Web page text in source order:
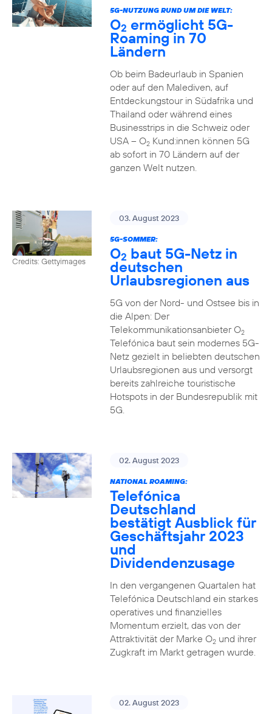
5G-NUTZUNG RUND UM DIE WELT:
O2 ermöglicht 5G-
Roaming in 70
Ländern
Ob beim Badeurlaub in Spanien
oder auf den Malediven, auf
Entdeckungstour in Südafrika und
Thailand oder während eines
Businesstrips in die Schweiz oder
USA – O2Kund:innen können 5G
ab sofort in 70 Ländern auf der
ganzen Welt nutzen.
Credits: Gettyimages
03. August 2023
5G-SOMMER:
O2 baut 5G-Netz in
deutschen
Urlaubsregionen aus
5G von der Nord- und Ostsee bis in
die Alpen: Der
Telekommunikationsanbieter O2
Telefónica baut sein modernes 5G-
Netz gezielt in beliebten deutschen
Urlaubsregionen aus und versorgt
bereits zahlreiche touristische
Hotspots in der Bundesrepublik mit
5G.
02. August 2023
NATIONAL ROAMING:
Telefónica
Deutschland
bestätigt Ausblick für
Geschäftsjahr 2023
und
Dividendenzusage
In den vergangenen Quartalen hat
Telefónica Deutschland ein starkes
operatives und finanzielles
Momentum erzielt, das von der
Attraktivität der Marke O2und ihrer
Zugkraft im Markt getragen wurde.
02. August 2023